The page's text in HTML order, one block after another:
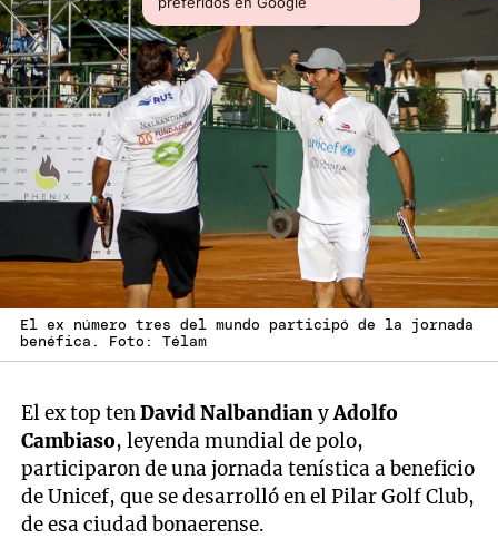
El ex número tres del mundo participó de la jornada
benéfica. Foto: Télam
El ex top tenDavid NalbandianyAdolfo
Cambiaso, leyenda mundial de polo,
participaron de una jornada tenística a beneficio
de Unicef, que se desarrolló en el Pilar Golf Club,
de esa ciudad bonaerense.